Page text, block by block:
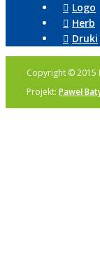
Logo
Herb
Druki
Copyright © 2015
Projekt: Paweł